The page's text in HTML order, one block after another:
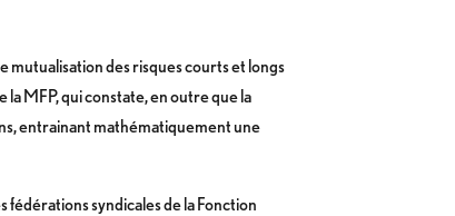
mutualisation des risques courts et longs
la MFP, qui constate, en outre que la
entrainant mathématiquement une
fédérations syndicales de la Fonction